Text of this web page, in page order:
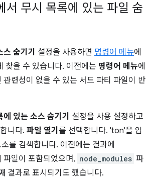
서 무시 목록에 있는 파일 숨
숨기기 설정을 사용하면 명령어 메뉴에
찾을 수 있습니다. 이전에는 명령어 메뉴에
관련성이 없을 수 있는 서드 파티 파일이 반
에 있는 소스 숨기기 설정을 사용 설정하고
니다. 파일 열기 를 선택합니다. 'ton'을 입
를 검색합니다. 이전에는 결과에
파일이 포함되었으며, node_modules 파
결과로 표시되기도 했습니다.